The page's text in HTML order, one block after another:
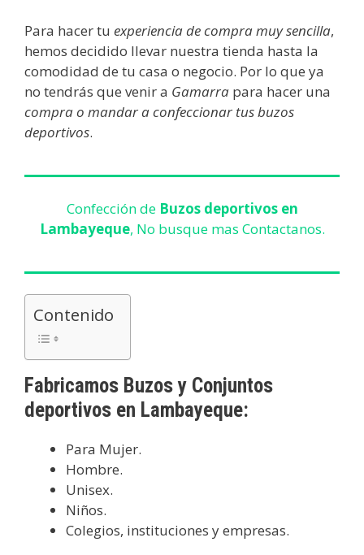
Para hacer tu experiencia de compra muy sencilla,
hemos decidido llevar nuestra tienda hasta la
comodidad de tu casa o negocio. Por lo que ya
no tendrás que venir a Gamarra para hacer una
compra o mandar a confeccionar tus buzos
deportivos.
Confección de Buzos deportivos en
Lambayeque, No busque mas Contactanos.
Contenido
Fabricamos Buzos y Conjuntos
deportivos en Lambayeque:
Para Mujer.
Hombre.
Unisex.
Niños.
Colegios, instituciones y empresas.